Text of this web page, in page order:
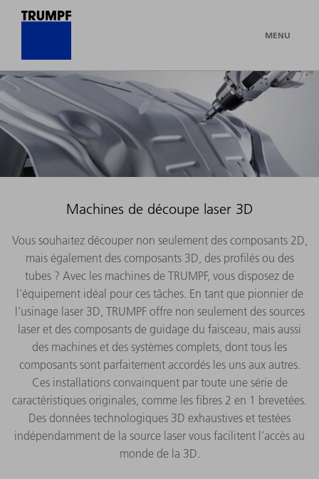
MENU
Machines de découpe laser 3D
Vous souhaitez découper non seulement des composants 2D,
mais également des composants 3D, des profilés ou des
tubes ? Avec les machines de TRUMPF, vous disposez de
l’équipement idéal pour ces tâches. En tant que pionnier de
l’usinage laser 3D, TRUMPF offre non seulement des sources
laser et des composants de guidage du faisceau, mais aussi
des machines et des systèmes complets, dont tous les
composants sont parfaitement accordés les uns aux autres.
Ces installations convainquent par toute une série de
caractéristiques originales, comme les fibres 2 en 1 brevetées.
Des données technologiques 3D exhaustives et testées
indépendamment de la source laser vous facilitent l’accès au
monde de la 3D.